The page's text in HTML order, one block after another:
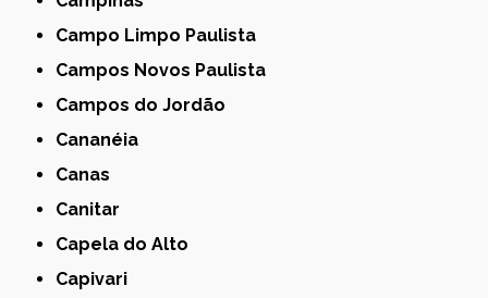
Campo Limpo Paulista
Campos Novos Paulista
Campos do Jordão
Cananéia
Canas
Canitar
Capela do Alto
Capivari